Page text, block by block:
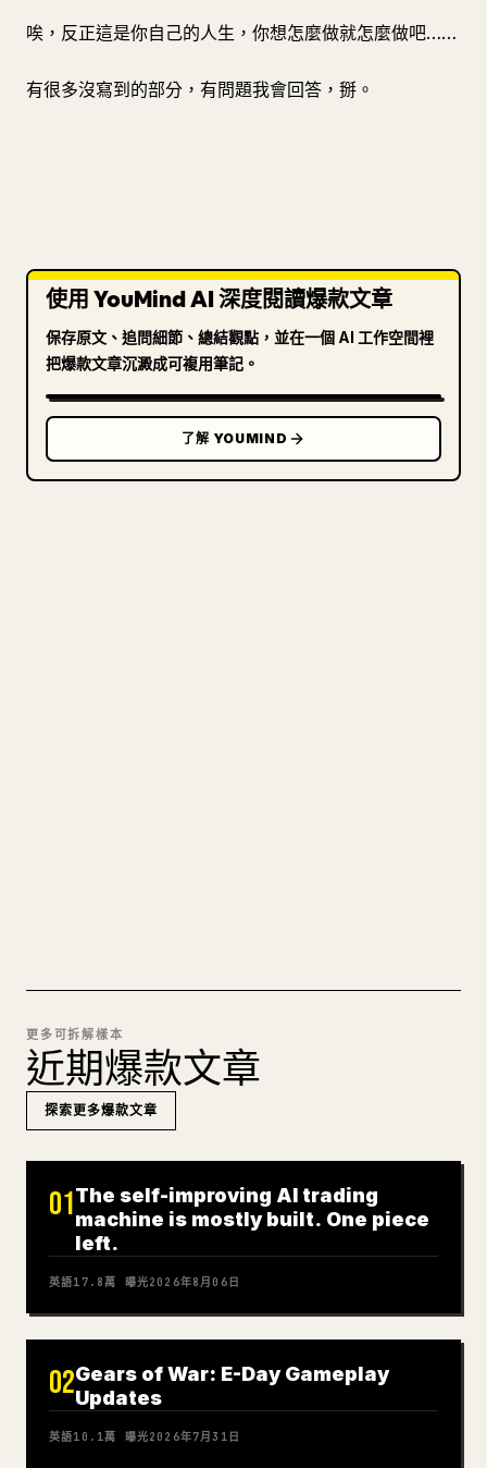
唉，反正這是你自己的人生，你想怎麼做就怎麼做吧……
有很多沒寫到的部分，有問題我會回答，掰。
使用 YouMind AI 深度閱讀爆款文章
保存原文、追問細節、總結觀點，並在一個 AI 工作空間裡
把爆款文章沉澱成可複用筆記。
了解 YOUMIND
更多可拆解樣本
近期爆款文章
探索更多爆款文章
01The self-improving AI trading
machine is mostly built. One piece
left.
英語17.8萬 曝光2026年8月06日
02Gears of War: E-Day Gameplay
Updates
英語10.1萬 曝光2026年7月31日